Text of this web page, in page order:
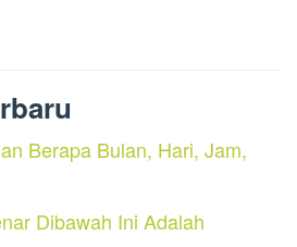
Berapa Bulan, Hari, Jam,
Dibawah Ini Adalah